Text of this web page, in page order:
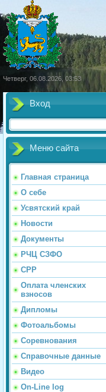
Четверг, 06.08.2026, 03:53
Вход
Меню сайта
Главная страница
О себе
Усвятский край
Новости
Документы
РЧЦ СЗФО
СРР
Оплата членских
взносов
Дипломы
Фотоальбомы
Соревнования
Справочные данные
Видео
On-Line log